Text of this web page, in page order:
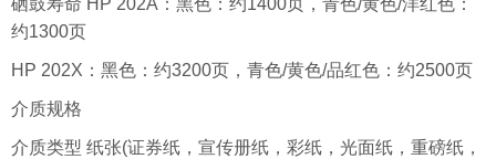
硒鼓寿命 HP 202A：黑色：约1400页，青色/黄色/洋红色：
约1300页
HP 202X：黑色：约3200页，青色/黄色/品红色：约2500页
介质规格
介质类型 纸张(证券纸，宣传册纸，彩纸，光面纸，重磅纸，